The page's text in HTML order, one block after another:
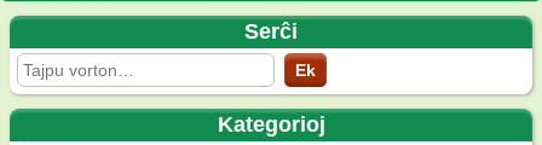
Serĉi
Kategorioj